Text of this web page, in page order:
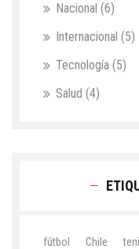
Nacional (6)
Internacional (5)
Tecnología (5)
Salud (4)
fútbol Chile